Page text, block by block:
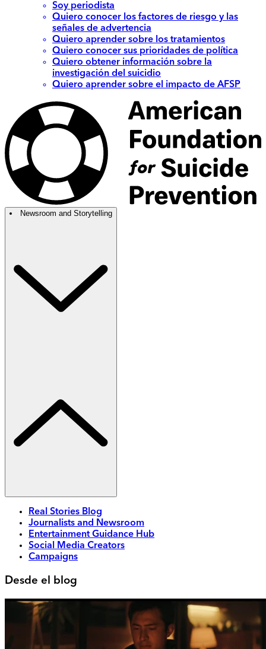
Soy periodista
Quiero conocer los factores de riesgo y las
señales de advertencia
Quiero aprender sobre los tratamientos
Quiero conocer sus prioridades de política
Quiero obtener información sobre la
investigación del suicidio
Quiero aprender sobre el impacto de AFSP
Newsroom and Storytelling
Real Stories Blog
Journalists and Newsroom
Entertainment Guidance Hub
Social Media Creators
Campaigns
Desde el blog